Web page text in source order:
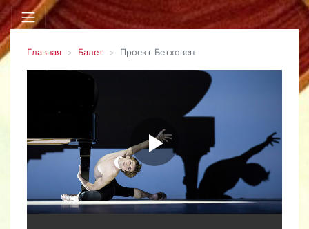
Главная Балет Проект Бетховен